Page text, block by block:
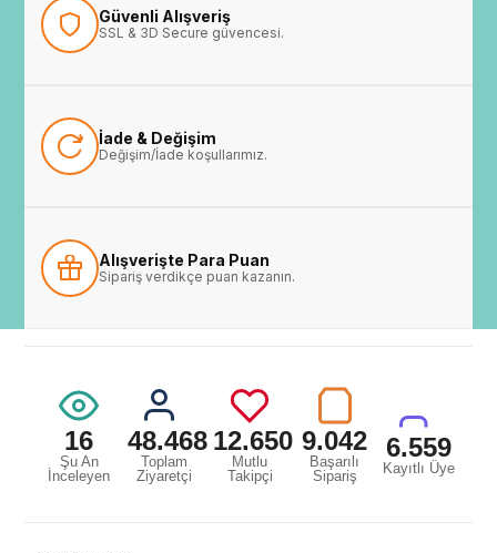
Güvenli Alışveriş
SSL & 3D Secure güvencesi.
İade & Değişim
Değişim/İade koşullarımız.
Alışverişte Para Puan
Sipariş verdikçe puan kazanın.
16
Şu An
İnceleyen
48.468
Toplam
Ziyaretçi
12.650
Mutlu
Takipçi
9.042
Başarılı
Sipariş
6.559
Kayıtlı Üye